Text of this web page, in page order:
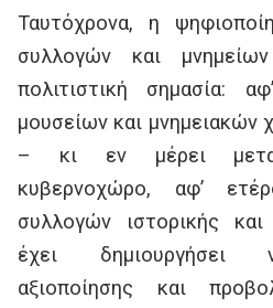
Ταυτόχρονα, η
συλλογών και
πολιτιστική σημασία:
μουσείων και μνημειακών
– κι εν μέρει
κυβερνοχώρο, αφ’
συλλογών ιστορικής και
έχει δημιουργήσει
αξιοποίησης και